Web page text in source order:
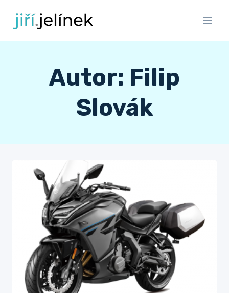
obsah
Autor: Filip
Slovák